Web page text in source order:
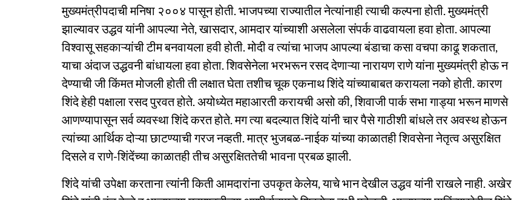
मुख्यमंत्रीपदाची मनिषा २००४ पासून होती. भाजपच्या राज्यातील नेत्यांनाही त्याची कल्पना होती. मुख्यमंत्री
झाल्यावर उद्धव यांनी आपल्या नेते, खासदार, आमदार यांच्याशी असलेला संपर्क वाढवायला हवा होता. आपल्या
विश्वासू सहकाऱ्यांची टीम बनवायला हवी होती. मोदी व त्यांचा भाजप आपल्या बंडाचा कसा वचपा काढू शकतात,
याचा अंदाज उद्धवनी बांधायला हवा होता. शिवसेनेला भरभरून रसद देणाऱ्या नारायण राणे यांना मुख्यमंत्री होऊ न
देण्याची जी किंमत मोजली होती ती लक्षात घेता तशीच चूक एकनाथ शिंदे यांच्याबाबत करायला नको होती. कारण
शिंदे हेही पक्षाला रसद पुरवत होते. अयोध्येत महाआरती करायची असो की, शिवाजी पार्क सभा गाड्या भरून माणसे
आणण्यापासून सर्व व्यवस्था शिंदे करत होते. मग त्या बदल्यात शिंदे यांनी चार पैसे गाठीशी बांधले तर अवस्थ होऊन
त्यांच्या आर्थिक दोऱ्या छाटण्याची गरज नव्हती. मात्र भुजबळ-नाईक यांच्या काळातही शिवसेना नेतृत्व असुरक्षित
दिसले व राणे-शिंदेंच्या काळातही तीच असुरक्षिततेची भावना प्रबळ झाली.
शिंदे यांची उपेक्षा करताना त्यांनी किती आमदारांना उपकृत केलेय, याचे भान देखील उद्धव यांनी राखले नाही. अखेर